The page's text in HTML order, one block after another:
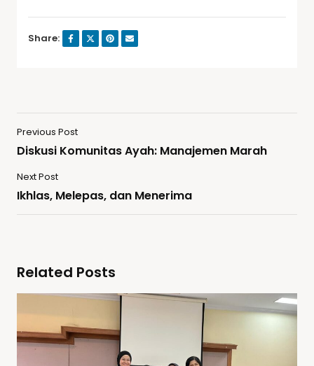
Share:
Previous Post
Diskusi Komunitas Ayah: Manajemen Marah
Next Post
Ikhlas, Melepas, dan Menerima
Related Posts